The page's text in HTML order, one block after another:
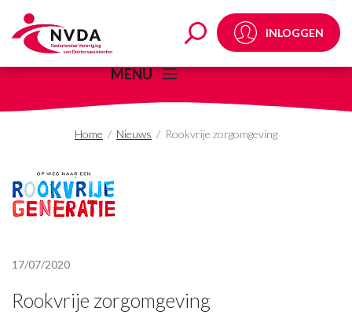
Rookvrije INLOGGEN
MENU
Home / Nieuws / Rookvrije zorgomgeving
17/07/2020
Rookvrije zorgomgeving